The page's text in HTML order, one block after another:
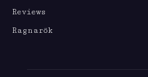
Reviews
Ragnarök